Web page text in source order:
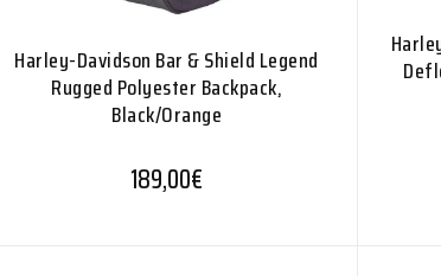
Harley-Davidson Bar & Shield Legend
Rugged Polyester Backpack,
Black/Orange
189,00€